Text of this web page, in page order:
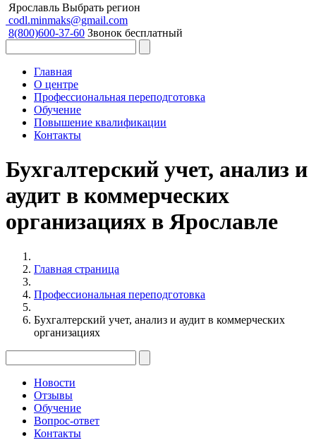
Ярославль Выбрать регион
codl.minmaks@gmail.com
8(800)600-37-60 Звонок бесплатный
Главная
О центре
Профессиональная переподготовка
Обучение
Повышение квалификации
Контакты
Бухгалтерский учет, анализ и
аудит в коммерческих
организациях в Ярославле
Главная страница
Профессиональная переподготовка
Бухгалтерский учет, анализ и аудит в коммерческих
организациях
Новости
Отзывы
Обучение
Вопрос-ответ
Контакты